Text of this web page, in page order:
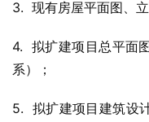
3.  现有房屋平面图、
4.  拟扩建项目总平面
系）；
5.  拟扩建项目建筑设